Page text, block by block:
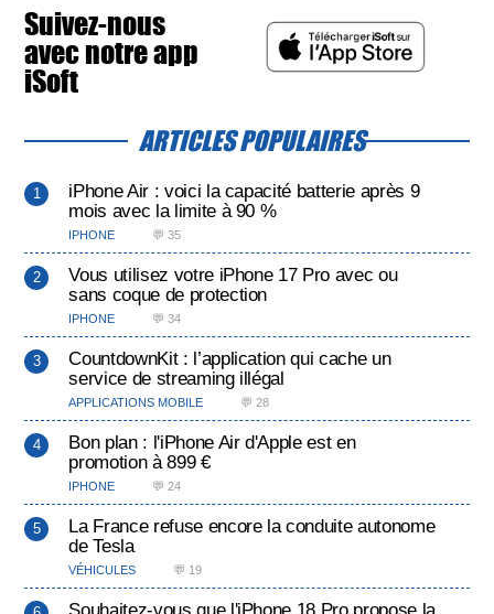
Suivez-nous
avec notre app
iSoft
ARTICLES POPULAIRES
iPhone Air : voici la capacité batterie après 9
mois avec la limite à 90 %
IPHONE 💬 35
Vous utilisez votre iPhone 17 Pro avec ou
sans coque de protection
IPHONE 💬 34
CountdownKit : l’application qui cache un
service de streaming illégal
APPLICATIONS MOBILE 💬 28
Bon plan : l'iPhone Air d'Apple est en
promotion à 899 €
IPHONE 💬 24
La France refuse encore la conduite autonome
de Tesla
VÉHICULES 💬 19